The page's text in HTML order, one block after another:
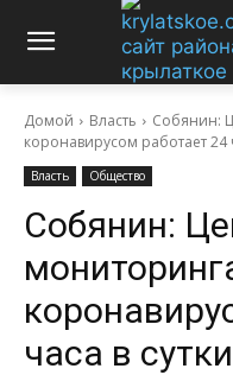
Домой Власть
Собянин:
коронавирусом работает 24
Власть Общество
Собянин:
часа в сутки